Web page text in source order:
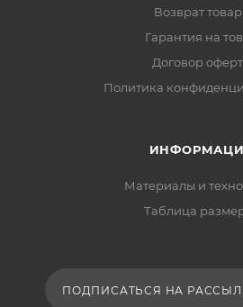
Возврат
Гарантия на
Договор
Политика
Материалы и
Таблица
ПОДПИСАТЬСЯ НА